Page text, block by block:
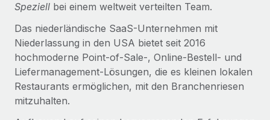
Mehr erfahren
Speziell bei einem weltweit verteilten Team.
Das niederländische SaaS-Unternehmen mit
Niederlassung in den USA bietet seit 2016
hochmoderne Point-of-Sale-, Online-Bestell- und
Liefermanagement-Lösungen, die es kleinen lokalen
Restaurants ermöglichen, mit den Branchenriesen
mitzuhalten.